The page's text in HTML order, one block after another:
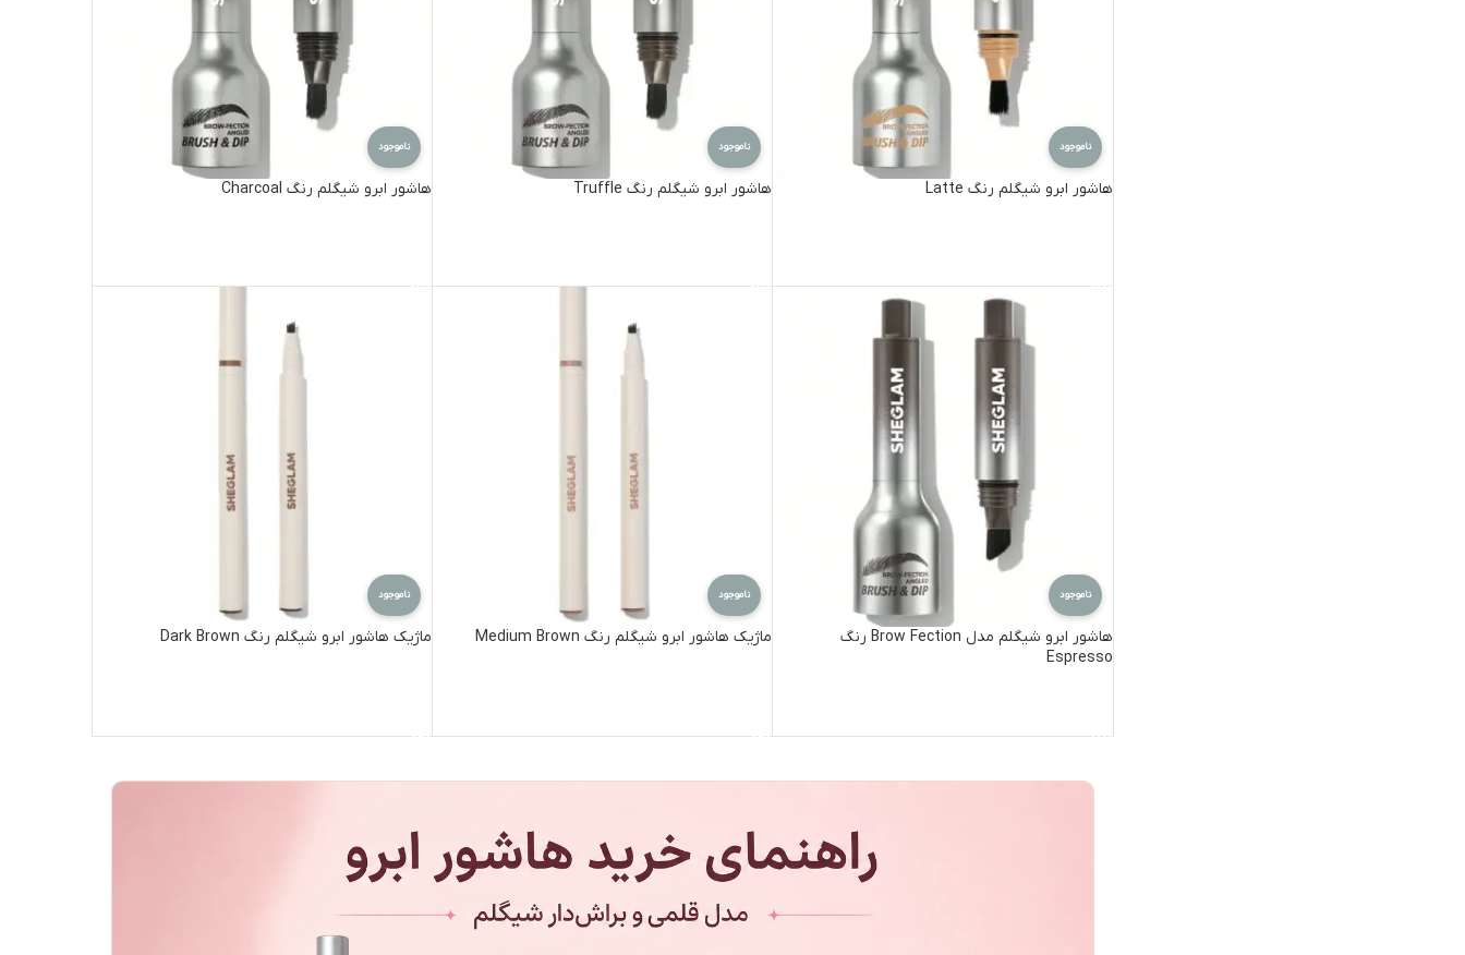
ناموجود
هاشور ابرو شیگلم رنگ Latte
ناموجود
هاشور ابرو شیگلم رنگ Truffle
ناموجود
هاشور ابرو شیگلم رنگ Charcoal
ناموجود
هاشور ابرو شیگلم مدل Brow Fection رنگ
Espresso
ناموجود
ماژیک هاشور ابرو شیگلم رنگ Medium Brown
ناموجود
ماژیک هاشور ابرو شیگلم رنگ Dark Brown